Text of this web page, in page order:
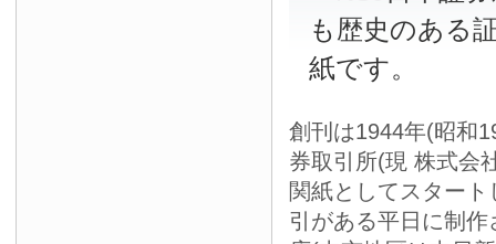
も歴史のある
紙です。
創刊は1944年(昭和
券取引所(現 株式会
関紙としてスター
引がある平日に制